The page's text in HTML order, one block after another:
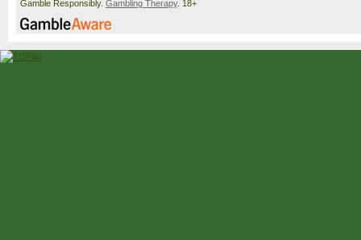
Gamble Responsibly. Gambling Therapy. 18+